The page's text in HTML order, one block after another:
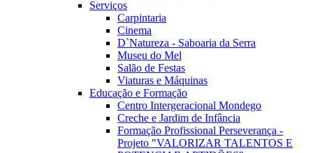
Serviços
Carpintaria
Cinema
D`Natureza - Saboaria da Serra
Museu do Mel
Salão de Festas
Viaturas e Máquinas
Educação e Formação
Centro Intergeracional Mondego
Creche e Jardim de Infância
Formação Profissional Perseverança -
Projeto "VALORIZAR TALENTOS E